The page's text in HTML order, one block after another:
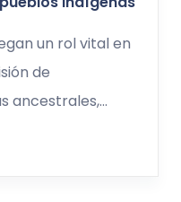
un rol vital en
de
ancestrales,...